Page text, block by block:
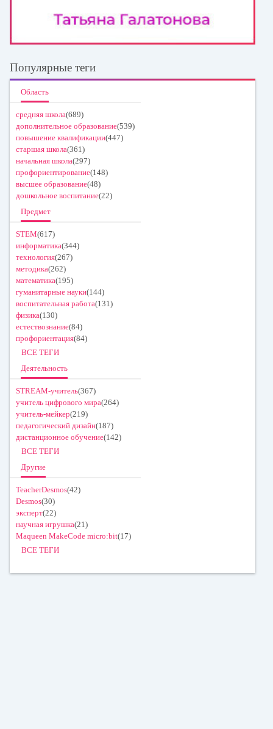
Популярные теги
Область
средняя школа(689)
дополнительное образование(539)
повышение квалификации(447)
старшая школа(361)
начальная школа(297)
профориентирование(148)
высшее образование(48)
дошкольное воспитание(22)
Предмет
STEM(617)
информатика(344)
технология(267)
методика(262)
математика(195)
гуманитарные науки(144)
воспитательная работа(131)
физика(130)
естествознание(84)
профориентация(84)
ВСЕ ТЕГИ
Деятельность
STREAM-учитель(367)
учитель цифрового мира(264)
учитель-мейкер(219)
педагогический дизайн(187)
дистанционное обучение(142)
ВСЕ ТЕГИ
Другие
TeacherDesmos(42)
Desmos(30)
эксперт(22)
научная игрушка(21)
Maqueen MakeCode micro:bit(17)
ВСЕ ТЕГИ